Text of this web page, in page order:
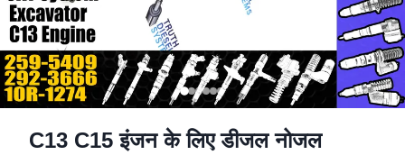
C13 C15 इंजन के लिए डीजल नोजल